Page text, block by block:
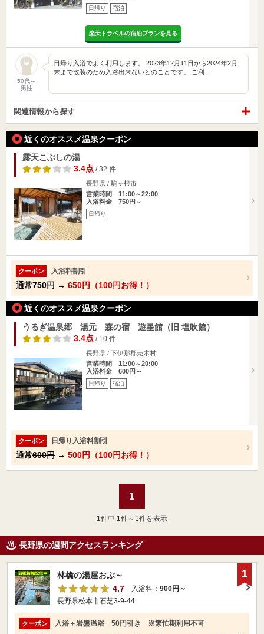
日帰り 宿泊
楽天トラベルの宿泊プランを見る
50代～
男性
日帰り入浴でよく利用します。 2023年12月11日から2024年2月
末まで改装のため入浴出来ないとのことです。 ご利…
関連情報から探す
近くのオススメ温泉クーポン
露天こぶしの湯
3.4点/ 32 件
長野県 / 駒ヶ根市
営業時間 11:00～22:00
入浴料金 750円～
日帰り
クーポン 入浴料割引
通常750円 → 650円（100円お得！）
近くのオススメ温泉クーポン
うるぎ温泉郷 湯元 森の宿 遊星館（旧 塩吹館）
3.4点/ 10 件
長野県 / 下伊那郡売木村
営業時間 11:00～20:00
入浴料金 600円～
日帰り 宿泊
クーポン 日帰り入浴料割引
通常600円 → 500円（100円お得！）
1
1 件中 1件～1件を表示
長野県の週間アクセスランキング
林檎の湯屋おぶ～
4.7
入浴料： 900円～
長野県松本市石芝3-9-44
クーポン 入浴＋岩盤温浴 50円引き ※繁忙期利用不可
1